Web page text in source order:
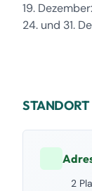
19.
24. und 31.
STANDORT
2